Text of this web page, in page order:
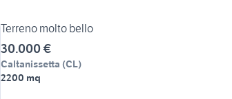
Terreno molto bello
30.000 €
Caltanissetta (CL)
2200 mq